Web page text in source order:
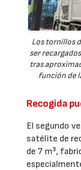
Los tornillos
ser
tras
función de
Recogida
El segundo
satélite de
de 7 m³,